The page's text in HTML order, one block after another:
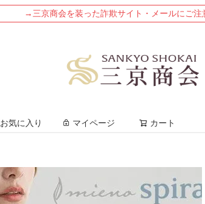
→三京商会を装った詐欺サイト・メールにご注
お気に入り マイページ カート